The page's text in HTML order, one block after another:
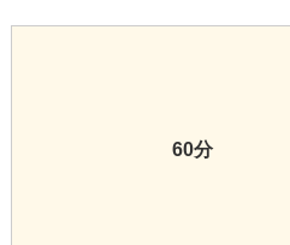
60分